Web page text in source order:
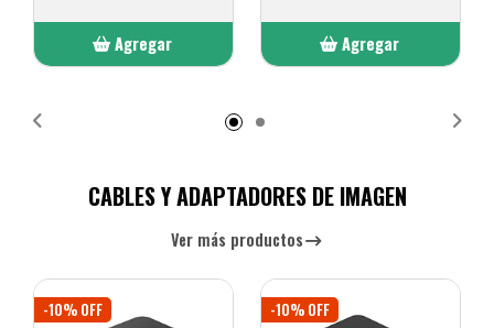
Agregar
Agregar
CABLES Y ADAPTADORES DE IMAGEN
Ver más productos
-10% OFF -10% OFF